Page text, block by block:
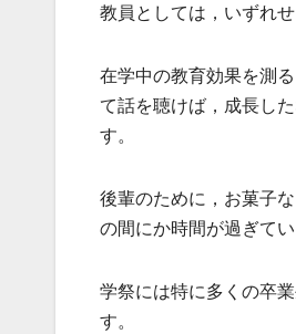
教員としては，いずれせ
在学中の教育効果を測
て話を聴けば，成長し
す。
後輩のために，お菓子
の間にか時間が過ぎて
学祭には特に多くの卒
す。